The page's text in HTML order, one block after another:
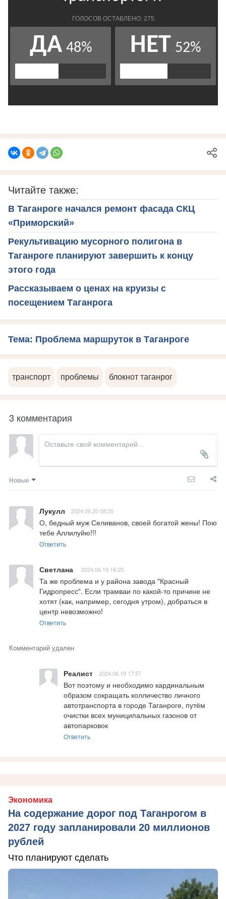
Читайте также:
В Таганроге начался ремонт фасада СКЦ
«Приморский»
Рекультивацию мусорного полигона в
Таганроге планируют завершить к концу
этого года
Рассказываем о ценах на круизы с
посещением Таганрога
Тема: Проблема маршруток в Таганроге
транспорт проблемы блокнот таганрог
3 комментария
Новые
Лукулл 2024.06.20 08:20
О, бедный муж Селиванов, своей богатой жены! Пою
тебе Аллилуйю!!!
Ответить
Светлана 2024.06.19 18:25
Та же проблема и у района завода "Красный
Гидропресс". Если трамваи по какой-то причине не
хотят (как, например, сегодня утром), добраться в
центр невозможно!
Ответить
Комментарий удален
Реалист 2024.06.19 17:57
Вот поэтому и необходимо кардинальным
образом сокращать колличество личного
автотранспорта в городе Таганроге, путём
очистки всех муниципальных газонов от
автопарковок
Ответить
Экономика
На содержание дорог под Таганрогом в
2027 году запланировали 20 миллионов
рублей
Что планируют сделать